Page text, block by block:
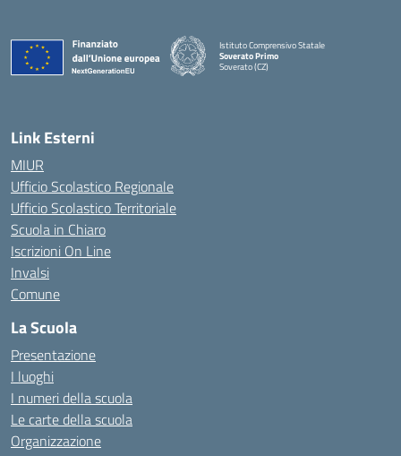
Istituto Comprensivo Statale
Soverato Primo
Soverato (CZ)
Link Esterni
MIUR
Ufficio Scolastico Regionale
Ufficio Scolastico Territoriale
Scuola in Chiaro
Iscrizioni On Line
Invalsi
Comune
La Scuola
Presentazione
I luoghi
I numeri della scuola
Le carte della scuola
Organizzazione